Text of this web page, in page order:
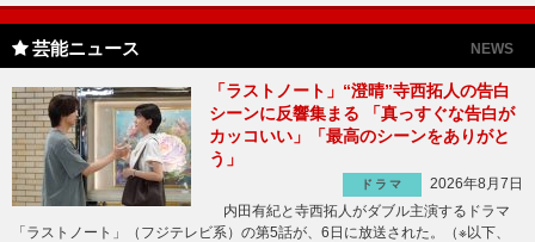
芸能ニュース NEWS
「ラストノート」“澄晴”寺西拓人の告白
シーンに反響集まる 「真っすぐな告白が
カッコいい」「最高のシーンをありがと
う」
ドラマ
2026年8月7日
内田有紀と寺西拓人がダブル主演するドラマ
「ラストノート」（フジテレビ系）の第5話が、6日に放送された。（※以下、